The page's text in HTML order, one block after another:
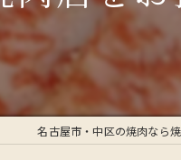
名古屋市・中区の焼肉なら